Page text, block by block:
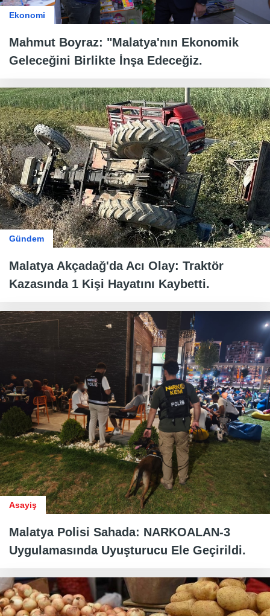
Ekonomi
Mahmut Boyraz: "Malatya'nın Ekonomik
Geleceğini Birlikte İnşa Edeceğiz.
Gündem
Malatya Akçadağ'da Acı Olay: Traktör
Kazasında 1 Kişi Hayatını Kaybetti.
Asayiş
Malatya Polisi Sahada: NARKOALAN-3
Uygulamasında Uyuşturucu Ele Geçirildi.